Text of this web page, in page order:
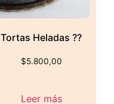
Tortas Heladas ??
$5.800,00
Leer más